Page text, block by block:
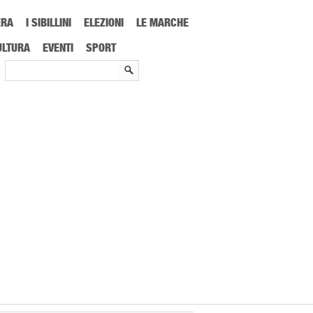
I SIBILLINI ELEZIONI
LE MARCHE
EVENTI SPORT